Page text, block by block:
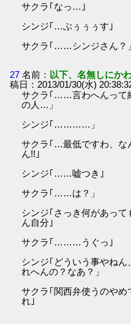
サクラ｢なっ…｣
シンジ｢…ぶぅぅぅす｣
サクラ｢……シンジさん？
27 名前： 以下、名無しにか
稿日：2013/01/30(水)
サクラ｢……言わへんって
の人…」
シンジ｢…………」
サクラ｢…最低ですわ、な
ん!!｣
シンジ｢……嘘つき｣
サクラ｢……は？」
シンジ｢さっき何があっ
ん自分｣
サクラ｢………うぐっ｣
シンジ｢どういう事やね
れへんの？なあ？」
サクラ｢関西弁使うのや
れ｣